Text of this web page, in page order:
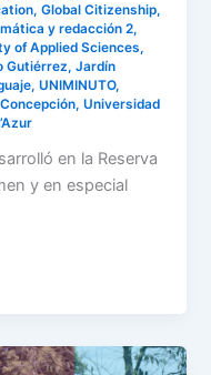
,Global Citizenship,
y redacción 2,
of Applied Sciences,
Gutiérrez,Jardín
,UNIMINUTO,
,Universidad
en la Reserva
y en especial